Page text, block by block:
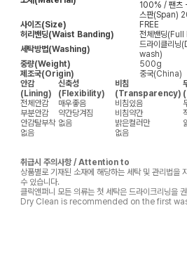
100% / 팬츠
스판(Span)
사이즈(Size)
FREE
허리밴딩(Waist Banding)
전체밴딩
세탁방법(Washing)
드라이클리
wash)
중량(Weight)
500g
제조국(Origin)
중국(China)
안감
(Lining)
신축성
(Flexibility)
비침
(Transparency)
전체안감
매우좋음 비침있음
부분안감
약간당겨짐 비침약간
안감탈부착 없음 밝은컬러만
없음
없음
취급시 주의사항 / Attention to
상품별로 기재된 소재에 해당하는 세탁 및 관리법을
수 있습니다.
클릭앤퍼니 모든 의류는 첫 세탁은 드라이크리닝을
Dry Clean is recommended on the first